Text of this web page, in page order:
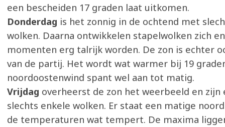
een bescheiden 17 graden laat uitkomen.
Donderdag is het zonnig in de ochtend met
wolken. Daarna ontwikkelen stapelwolken zich
momenten erg talrijk worden. De zon is echter
van de partij. Het wordt wat warmer bij 19
noordoostenwind spant wel aan tot matig.
Vrijdag overheerst de zon het weerbeeld en zijn
slechts enkele wolken. Er staat een matige
de temperaturen wat tempert. De maxima